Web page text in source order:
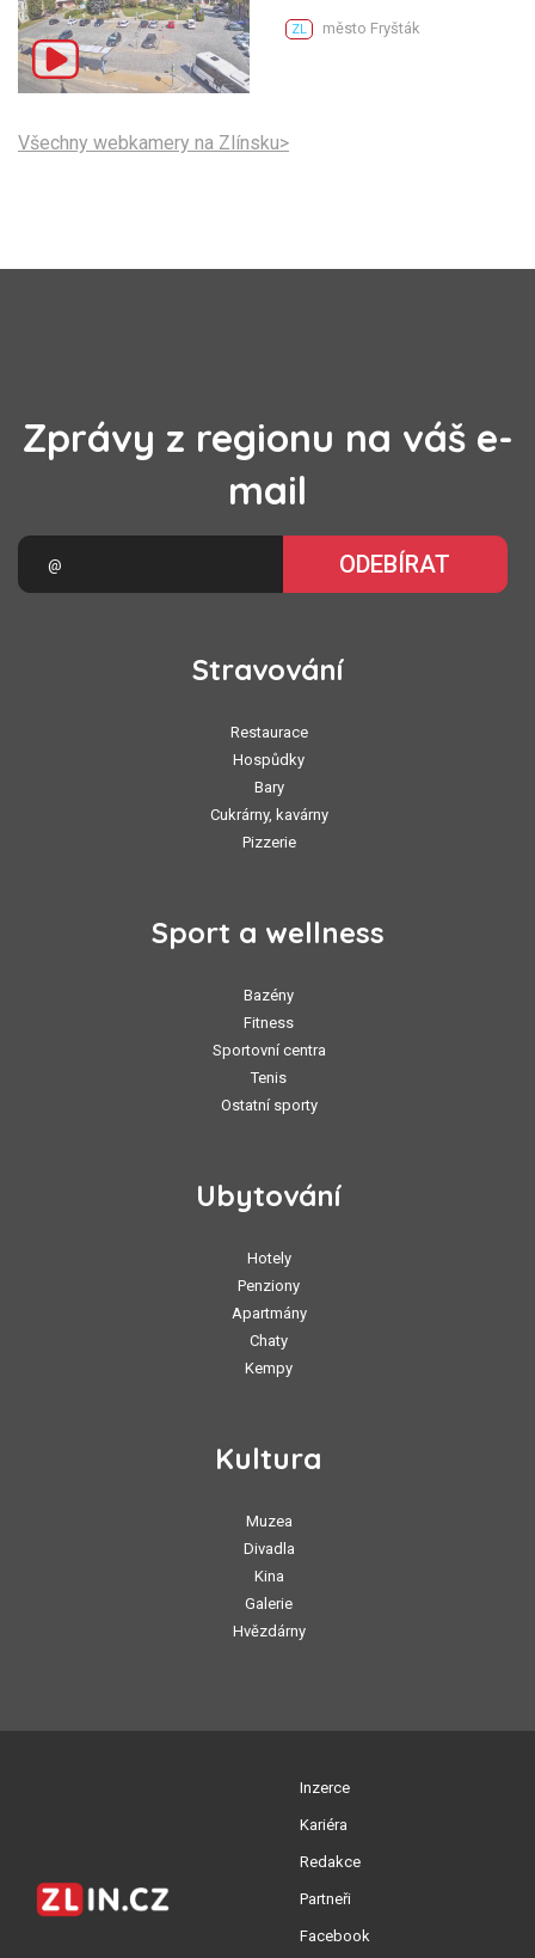
ZL město Fryšták
Všechny webkamery na Zlínsku>
Zprávy z regionu na váš e-
mail
ODEBÍRAT
Stravování
Restaurace
Hospůdky
Bary
Cukrárny, kavárny
Pizzerie
Sport a wellness
Bazény
Fitness
Sportovní centra
Tenis
Ostatní sporty
Ubytování
Hotely
Penziony
Apartmány
Chaty
Kempy
Kultura
Muzea
Divadla
Kina
Galerie
Hvězdárny
Inzerce
Kariéra
Redakce
Partneři
Facebook